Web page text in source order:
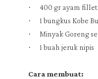
·
400 gr ayam fillet
·
1 bungkus Kobe
·
Minyak Goreng
·
1 buah jeruk nipis
Cara membuat: